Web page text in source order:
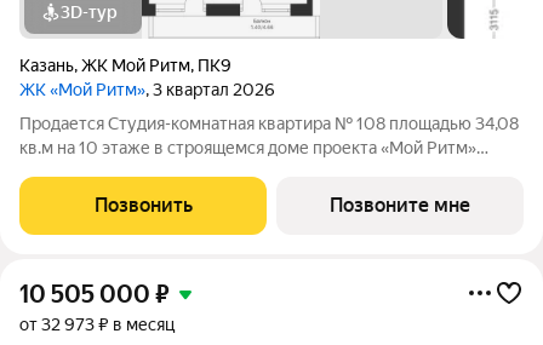
3D-тур
Казань,ЖК Мой Ритм, ПК9
ЖК «Мой Ритм», 3 квартал 2026
Продается Студия-комнатная квартира № 108 площадью 34,08
кв.м на 10 этаже в строящемся доме проекта «Мой Ритм»
жилой комплекс в одном из лучших районов Казани, на
пересечении пр. Победы и ул.
Позвонить Позвоните мне
10 505 000 ₽
от 32 973 ₽ в месяц